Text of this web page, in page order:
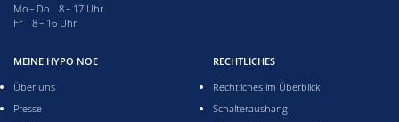
Montag bis Donnerstag acht bis 17 Uhr
Mo – Do 8 – 17 Uhr
Freitag acht bis 16 Uhr
Fr 8 – 16 Uhr
MEINE HYPO NOE
Über uns
Presse
RECHTLICHES
Rechtliches im Überblick
Schalteraushang